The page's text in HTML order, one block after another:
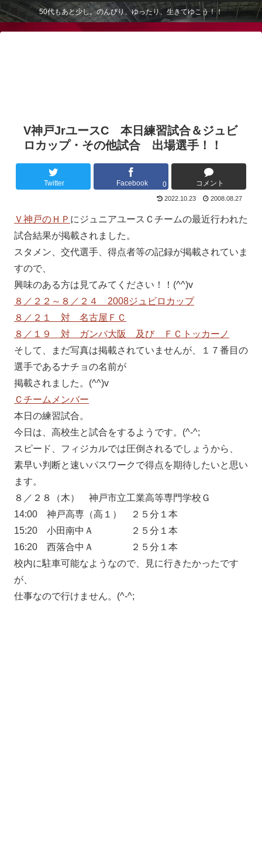
50代もあと少し。のんびり、ゆったり、生きてゆこう！！
V神戸JrユースC 本日練習試合＆ジュビ
ロカップ・その他試合 出場選手！！
Twitter Facebook 0 コメント
2022.10.23 2008.08.27
Ｖ神戸のＨＰ にジュニアユースＣチームの最近行われた
試合結果が掲載されました。
スタメン、交代選手、得点者等の記録が掲載されていま
すので、
興味のある方は見てみてください！！(^^)v
８／２２～８／２４ 2008ジュビロカップ
８／２１ 対 名古屋ＦＣ
８／１９ 対 ガンバ大阪 及び ＦＣトッカーノ
そして、まだ写真は掲載されていませんが、１７番目の
選手であるナチョの名前が
掲載されました。(^^)v
Ｃチームメンバー
本日の練習試合。
今日は、高校生と試合をするようです。(^-^;
スピード、フィジカルでは圧倒されるでしょうから、
素早い判断と速いパスワークで得点を期待したいと思い
ます。
８／２８（木） 神戸市立工業高等専門学校Ｇ
14:00 神戸高専（高１） ２５分１本
15:20 小田南中Ａ ２５分１本
16:20 西落合中Ａ ２５分１本
校内に駐車可能なようなので、見に行きたかったです
が、
仕事なので行けません。(^-^;